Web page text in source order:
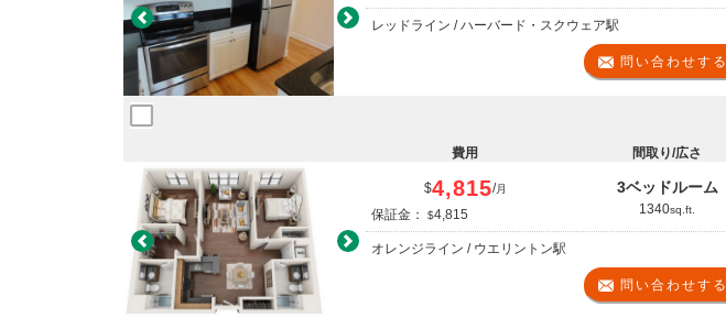
Previous Nextレッドライン / ハーバード・スクウェア駅
問い合わせする
Previous Next
費用 間取り/広さ
$4,815/月
保証金： $4,815
3ベッドルーム
1340sq.ft.
オレンジライン / ウエリントン駅
問い合わせする